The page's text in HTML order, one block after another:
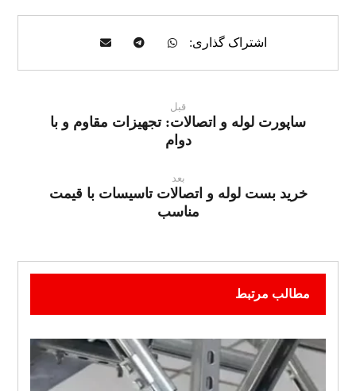
قبل
ساپورت لوله و اتصالات: تجهیزات مقاوم و با
دوام
بعد
خرید بست لوله و اتصالات تاسیسات با قیمت
مناسب
مطالب مرتبط